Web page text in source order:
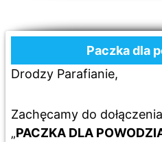
Paczka dla
Drodzy Parafianie,
Zachęcamy do
„PACZKA DLA